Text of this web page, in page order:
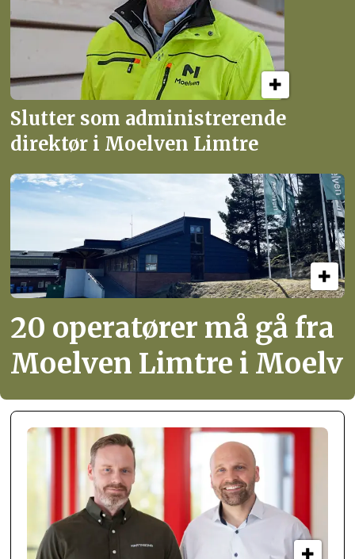
Slutter som administrerende
direktør i Moelven Limtre
20 operatører må gå fra
Moelven Limtre i Moelv